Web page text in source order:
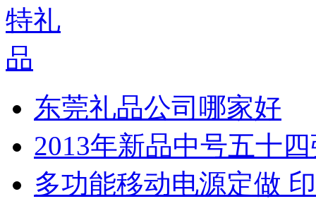
东莞礼品公司哪家好
2013年新品中号五十
多功能移动电源定做